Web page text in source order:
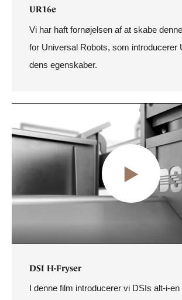
UR16e
Vi har haft fornøjelsen af at skabe
for Universal Robots, som introducerer
dens egenskaber.
DSI H-Fryser
I denne film introducerer vi DSIs alt-i-en